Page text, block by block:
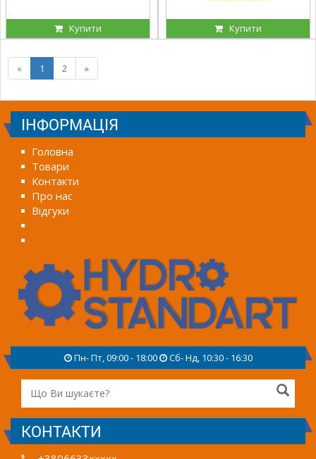
Купити Купити
« 1 2 »
ІНФОРМАЦІЯ
Головна
Товари
Контакти
Про нас
Відгуки
Пн- Пт, 09:00 - 18:00 Сб- Нд, 10:30 - 16:30
КОНТАКТИ